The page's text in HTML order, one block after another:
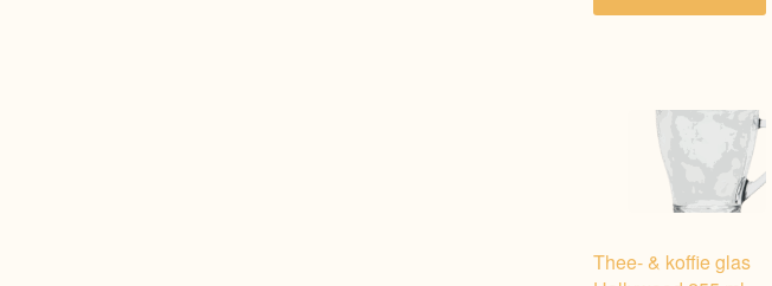
Thee- & koffie glas